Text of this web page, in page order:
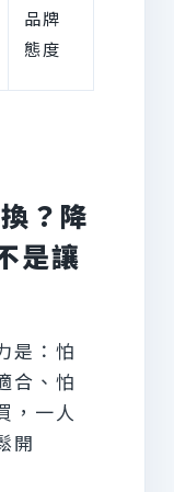
品牌
態度
？降
是讓
是：怕
合、怕
，一人
開